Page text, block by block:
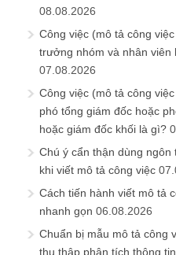
08.08.2026
Công việc (mô tả công
trưởng nhóm và nhân viên
07.08.2026
Công việc (mô tả công
phó tổng giám đốc hoặc
hoặc giám đốc khối là gì?
Chú ý cẩn thận dùng ngôn
khi viết mô tả công việc
Cách tiến hành viết mô tả
nhanh gọn 06.08.2026
Chuẩn bị mẫu mô tả công
thu thập phân tích thông